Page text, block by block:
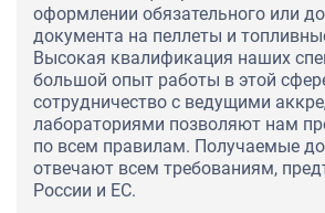
оформлении обязательного или
документа на пеллеты и
Высокая квалификация наших
большой опыт работы в этой
сотрудничество с ведущими
лабораториями позволяют нам
по всем правилам. Получаемые
отвечают всем требованиям,
России и ЕС.